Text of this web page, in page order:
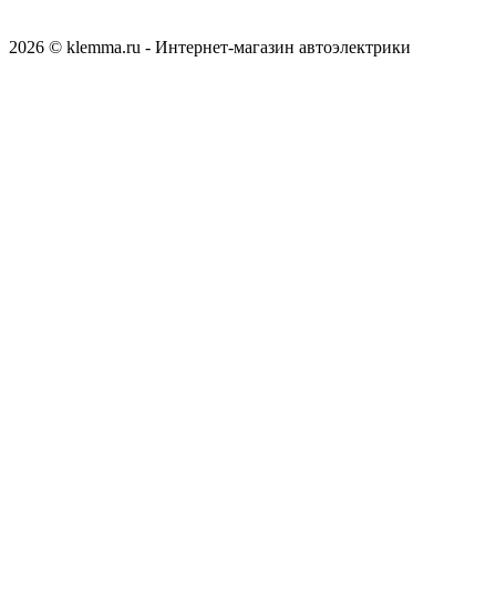
2026 © klemma.ru - Интернет-магазин автоэлектрики